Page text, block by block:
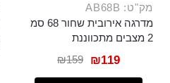
מק"ט: AB68B
מדרגה אירובית שחור 68 סמ
2 מצבים מתכווננת
₪159 ₪119